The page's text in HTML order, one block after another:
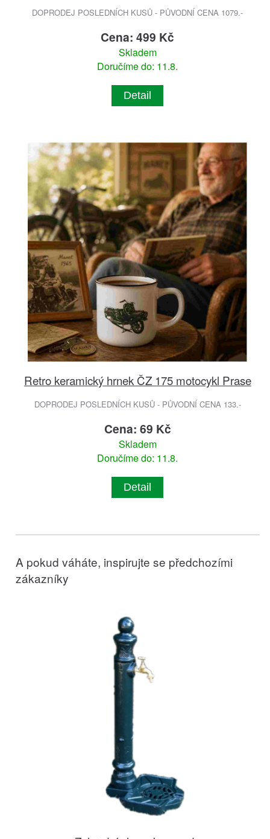
DOPRODEJ POSLEDNÍCH KUSŮ - PŮVODNÍ CENA 1079.-
Cena: 499 Kč
Skladem
Doručíme do: 11.8.
Detail
Retro keramický hrnek ČZ 175 motocykl Prase
DOPRODEJ POSLEDNÍCH KUSŮ - PŮVODNÍ CENA 133.-
Cena: 69 Kč
Skladem
Doručíme do: 11.8.
Detail
A pokud váháte, inspirujte se předchozími
zákazníky